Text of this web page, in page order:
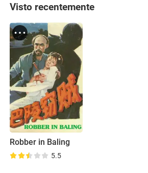
Visto recentemente
Robber in Baling
5.5